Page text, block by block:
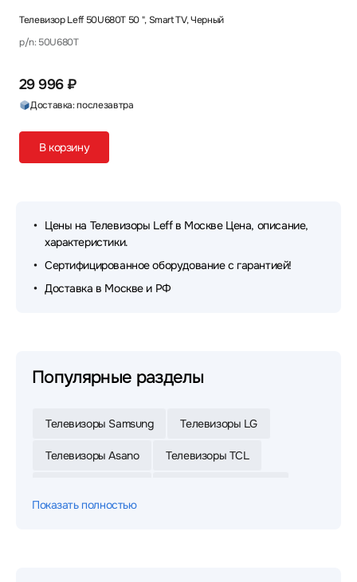
Телевизор Leff 50U680T 50 ", Smart TV, Черный
p/n: 50U680T
29 996 ₽
Доставка: послезавтра
В корзину
Цены на Телевизоры Leff в Москве Цена, описание,
характеристики.
Сертифицированное оборудование с гарантией!
Доставка в Москве и РФ
Популярные разделы
Телевизоры Samsung Телевизоры LG
Телевизоры Asano Телевизоры TCL
Показать полностью